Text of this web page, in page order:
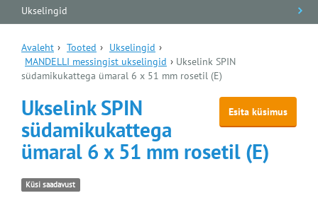
Ukselingid
Avaleht › Tooted › Ukselingid ›
MANDELLI messingist ukselingid › Ukselink SPIN
südamikukattega ümaral 6 x 51 mm rosetil (E)
Esita küsimus
Ukselink SPIN
südamikukattega
ümaral 6 x 51 mm rosetil (E)
Küsi saadavust